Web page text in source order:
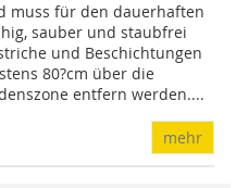
muss für den dauerhaften
sauber und staubfrei
und Beschichtungen
80?cm über die
entfern werden....
mehr